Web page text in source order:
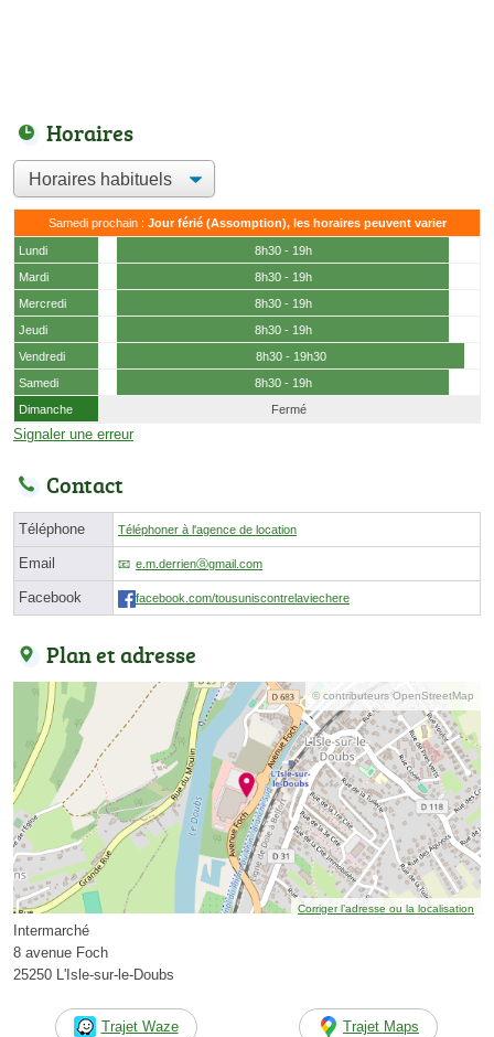
Horaires
Samedi prochain : Jour férié (Assomption), les horaires peuvent varier
Lundi
8h30 - 19h
Mardi
8h30 - 19h
Mercredi
8h30 - 19h
Jeudi
8h30 - 19h
Vendredi
8h30 - 19h30
Samedi
8h30 - 19h
Dimanche
Fermé
Signaler une erreur
Contact
Téléphone Téléphoner à l'agence de location
Email e.m.derrienⓐgmail.com
Facebook facebook.com/tousuniscontrelaviechere
Plan et adresse
© contributeurs OpenStreetMap
Corriger l’adresse ou la localisation
Intermarché
8 avenue Foch
25250 L'Isle-sur-le-Doubs
Trajet Waze Trajet Maps